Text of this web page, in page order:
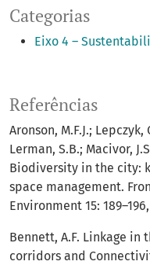
Categorias
Eixo 4 –
Referências
Aronson, M.F.J.; Lepczyk,
Lerman, S.B.; Macivor,
Biodiversity in the city:
space management.
Environment 15:
Bennett, A.F. Linkage in
corridors and